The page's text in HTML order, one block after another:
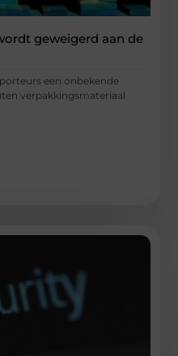
geweigerd aan de
een onbekende
verpakkingsmateriaal